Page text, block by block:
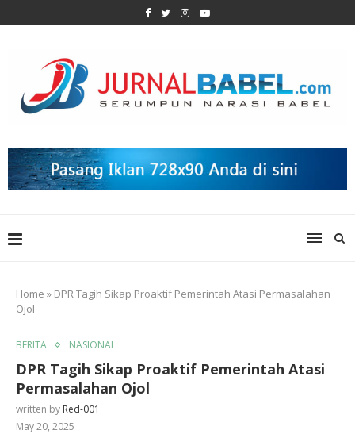
Home » DPR Tagih Sikap Proaktif Pemerintah Atasi Permasalahan
Ojol
BERITA NASIONAL
DPR Tagih Sikap Proaktif Pemerintah Atasi
Permasalahan Ojol
written by Red-001
May 20, 2025